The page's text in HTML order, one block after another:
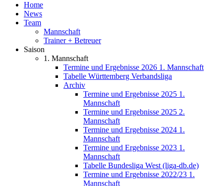
Home
News
Team
Mannschaft
Trainer + Betreuer
Saison
1. Mannschaft
Termine und Ergebnisse 2026 1. Mannschaft
Tabelle Württemberg Verbandsliga
Archiv
Termine und Ergebnisse 2025 1.
Mannschaft
Termine und Ergebnisse 2025 2.
Mannschaft
Termine und Ergebnisse 2024 1.
Mannschaft
Termine und Ergebnisse 2023 1.
Mannschaft
Tabelle Bundesliga West (liga-db.de)
Termine und Ergebnisse 2022/23 1.
Mannschaft